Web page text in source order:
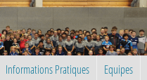
Informations Pratiques
Equipes